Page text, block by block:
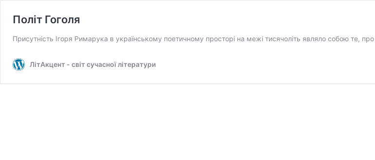
Політ Гоголя
Присутність Ігоря Римарука в українському поетичному просторі на межі тисячоліть являло собою те,
ЛітАкцент - світ сучасної літератури